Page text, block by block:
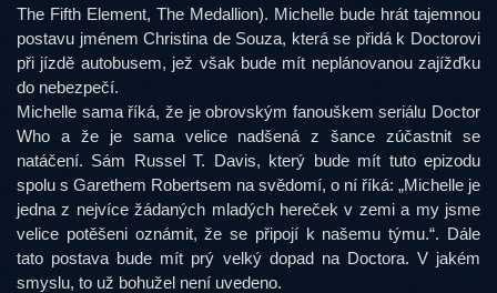
The Fifth Element, The Medallion). Michelle bude hrát tajemnou
postavu jménem Christina de Souza, která se přidá k Doctorovi
při jízdě autobusem, jež však bude mít neplánovanou zajížďku
do nebezpečí.
Michelle sama říká, že je obrovským fanouškem seriálu Doctor
Who a že je sama velice nadšená z šance zúčastnit se
natáčení. Sám Russel T. Davis, který bude mít tuto epizodu
spolu s Garethem Robertsem na svědomí, o ní říká: „Michelle je
jedna z nejvíce žádaných mladých hereček v zemi a my jsme
velice potěšeni oznámit, že se připojí k našemu týmu.“. Dále
tato postava bude mít prý velký dopad na Doctora. V jakém
smyslu, to už bohužel není uvedeno.